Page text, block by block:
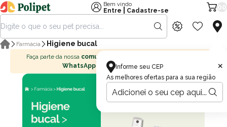
Informe seu CEP
As melhores ofertas para a sua região
×
Bem vindo
Entre
Cadastre-se
Farmácia Higiene bucal
Faça parte da nossa comunidade no
WhatsApp